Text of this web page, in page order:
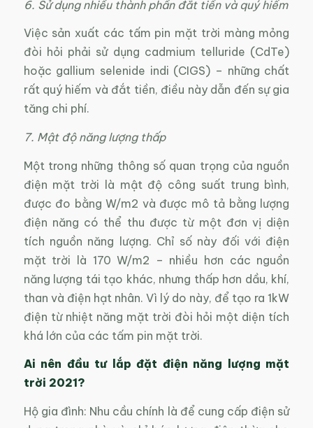
6. Sử dụng nhiều thành phần đắt tiền và quý hiếm
Việc sản xuất các tấm pin mặt trời màng mỏng
đòi hỏi phải sử dụng cadmium telluride (CdTe)
hoặc gallium selenide indi (CIGS) – những chất
rất quý hiếm và đắt tiền, điều này dẫn đến sự gia
tăng chi phí.
7. Mật độ năng lượng thấp
Một trong những thông số quan trọng của nguồn
điện mặt trời là mật độ công suất trung bình,
được đo bằng W/m2 và được mô tả bằng lượng
điện năng có thể thu được từ một đơn vị diện
tích nguồn năng lượng. Chỉ số này đối với điện
mặt trời là 170 W/m2 – nhiều hơn các nguồn
năng lượng tái tạo khác, nhưng thấp hơn dầu, khí,
than và điện hạt nhân. Vì lý do này, để tạo ra 1kW
điện từ nhiệt năng mặt trời đòi hỏi một diện tích
khá lớn của các tấm pin mặt trời.
Ai nên đầu tư lắp đặt điện năng lượng mặt
trời 2021?
Hộ gia đình: Nhu cầu chính là để cung cấp điện sử